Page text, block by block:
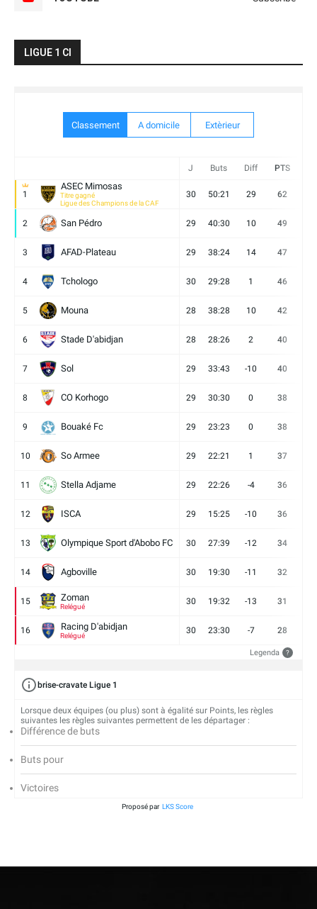
LIGUE 1 CI
Classement A domicile Extèrieur
J Buts Diff PTS
1
ASEC Mimosas
Titre gagné
Ligue des Champions de la CAF
30 50:21 29 62
2 San Pédro 29 40:30 10 49
3 AFAD-Plateau 29 38:24 14 47
4 Tchologo 30 29:28 1 46
5 Mouna 28 38:28 10 42
6 Stade D'abidjan 28 28:26 2 40
7 Sol 29 33:43 -10 40
8 CO Korhogo 29 30:30 0 38
9 Bouaké Fc 29 23:23 0 38
10 So Armee 29 22:21 1 37
11 Stella Adjame 29 22:26 -4 36
12 ISCA 29 15:25 -10 36
13 Olympique Sport d'Abobo FC 30 27:39 -12 34
14 Agboville 30 19:30 -11 32
15 Zoman
Relégué
30 19:32 -13 31
16 Racing D'abidjan
Relégué
30 23:30 -7 28
Legenda ?
brise-cravate Ligue 1
Lorsque deux équipes (ou plus) sont à égalité sur Points, les règles
suivantes les règles suivantes permettent de les départager :
Différence de buts
Buts pour
Victoires
Proposé par LKS Score